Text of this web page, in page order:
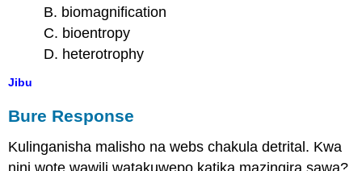
B. biomagnification
C. bioentropy
D. heterotrophy
Jibu
Bure Response
Kulinganisha malisho na webs chakula detrital. Kwa
nini wote wawili watakuwepo katika mazingira sawa?